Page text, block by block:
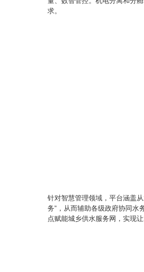
求。
针对智慧管理领域，平台涵盖
务”，从而辅助各级政府协同水
点赋能城乡供水服务网，实现